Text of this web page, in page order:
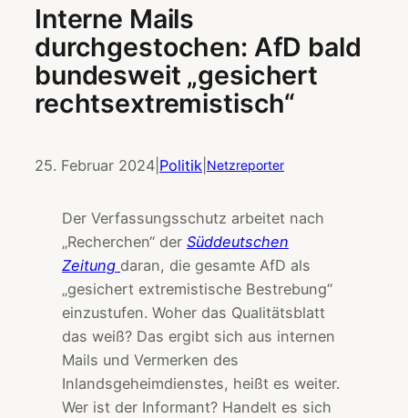
Interne Mails
durchgestochen: AfD bald
bundesweit „gesichert
rechtsextremistisch“
25. Februar 2024 Politik Netzreporter
Der Verfassungsschutz arbeitet nach
„Recherchen“ der Süddeutschen
Zeitung daran, die gesamte AfD als
„gesichert extremistische Bestrebung“
einzustufen. Woher das Qualitätsblatt
das weiß? Das ergibt sich aus internen
Mails und Vermerken des
Inlandsgeheimdienstes, heißt es weiter.
Wer ist der Informant? Handelt es sich